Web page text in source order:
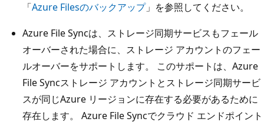
「Azure Filesのバックアップ」を参照してください。
Azure File Syncは、ストレージ同期サービスもフェール
オーバーされた場合に、ストレージ アカウントのフェー
ルオーバーをサポートします。 このサポートは、Azure
File Syncストレージ アカウントとストレージ同期サービ
スが同じAzure リージョンに存在する必要があるために
存在します。 Azure File Syncでクラウド エンドポイント